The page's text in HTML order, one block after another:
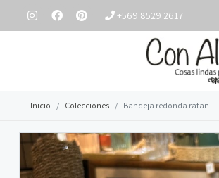
+569 8529 2617
Inicio Colecciones Bandeja redonda ratan